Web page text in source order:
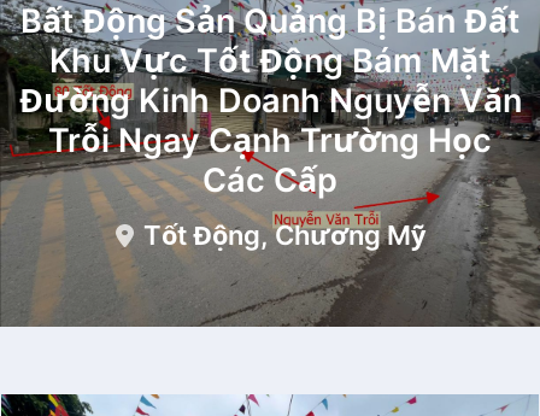
Bất Động Sản Quảng Bị Bán Đất
Khu Vực Tốt Động Bám Mặt
Đường Kinh Doanh Nguyễn Văn
Trỗi Ngay Cạnh Trường Học
Các Cấp
Tốt Động, Chương Mỹ